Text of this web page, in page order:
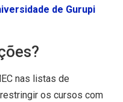
de Gurupi
nas listas de
os cursos com